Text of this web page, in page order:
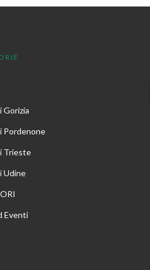
Gorizia
Pordenone
Trieste
Udine
Eventi